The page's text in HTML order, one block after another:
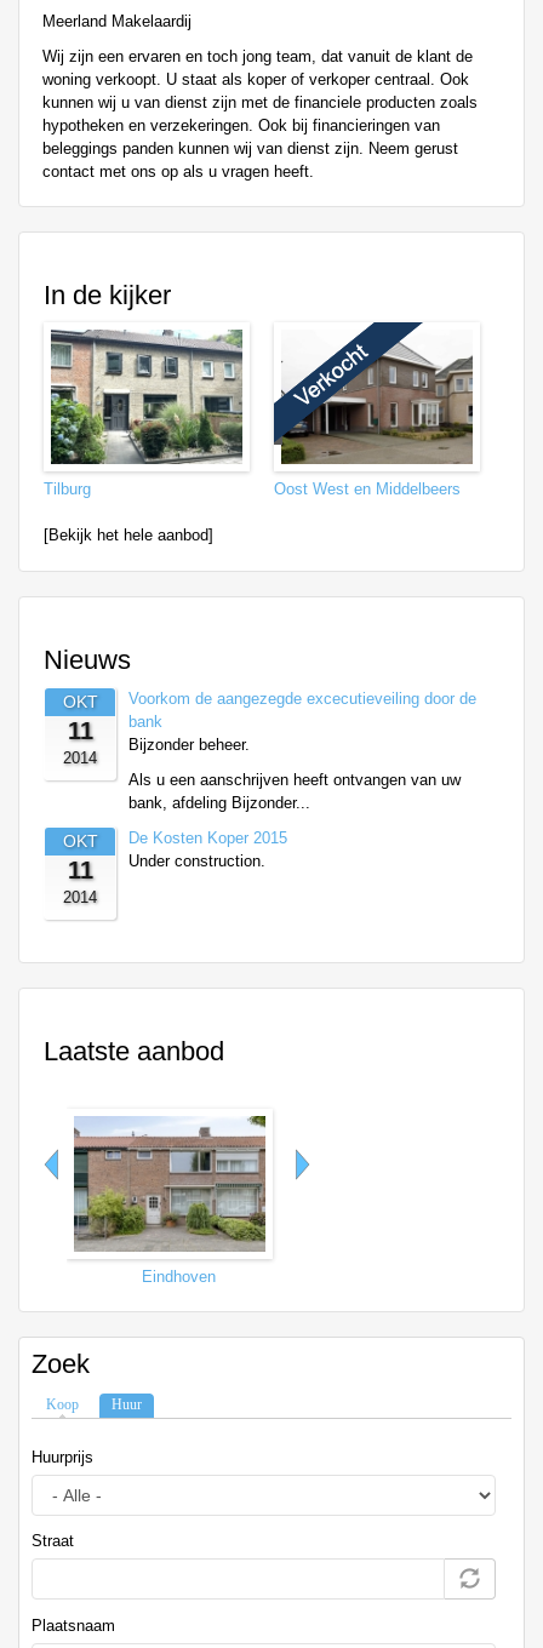
Meerland Makelaardij
Wij zijn een ervaren en toch jong team, dat vanuit de klant de
woning verkoopt. U staat als koper of verkoper centraal. Ook
kunnen wij u van dienst zijn met de financiele producten zoals
hypotheken en verzekeringen. Ook bij financieringen van
beleggings panden kunnen wij van dienst zijn. Neem gerust
contact met ons op als u vragen heeft.
In de kijker
Tilburg Oost West en Middelbeers
[Bekijk het hele aanbod]
Nieuws
OKT
11
2014
Voorkom de aangezegde excecutieveiling door de
bank
Bijzonder beheer.
Als u een aanschrijven heeft ontvangen van uw
bank, afdeling Bijzonder...
OKT
11
2014
De Kosten Koper 2015
Under construction.
Laatste aanbod
Eindhoven
Zoek
Koop Huur
Huurprijs
Straat
Plaatsnaam